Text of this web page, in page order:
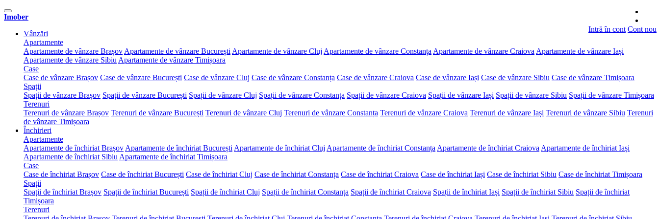
Imober
Intră în cont Cont nou
Vânzări
Apartamente
Apartamente de vânzare Brașov Apartamente de vânzare București Apartamente de vânzare Cluj Apartamente de vânzare Constanța Apartamente de vânzare Craiova Apartamente de vânzare Iași
Apartamente de vânzare Sibiu Apartamente de vânzare Timișoara
Case
Case de vânzare Brașov Case de vânzare București Case de vânzare Cluj Case de vânzare Constanța Case de vânzare Craiova Case de vânzare Iași Case de vânzare Sibiu Case de vânzare Timișoara
Spații
Spații de vânzare Brașov Spații de vânzare București Spații de vânzare Cluj Spații de vânzare Constanța Spații de vânzare Craiova Spații de vânzare Iași Spații de vânzare Sibiu Spații de vânzare Timișoara
Terenuri
Terenuri de vânzare Brașov Terenuri de vânzare București Terenuri de vânzare Cluj Terenuri de vânzare Constanța Terenuri de vânzare Craiova Terenuri de vânzare Iași Terenuri de vânzare Sibiu Terenuri
de vânzare Timișoara
Închirieri
Apartamente
Apartamente de închiriat Brașov Apartamente de închiriat București Apartamente de închiriat Cluj Apartamente de închiriat Constanța Apartamente de închiriat Craiova Apartamente de închiriat Iași
Apartamente de închiriat Sibiu Apartamente de închiriat Timișoara
Case
Case de închiriat Brașov Case de închiriat București Case de închiriat Cluj Case de închiriat Constanța Case de închiriat Craiova Case de închiriat Iași Case de închiriat Sibiu Case de închiriat Timișoara
Spații
Spații de închiriat Brașov Spații de închiriat București Spații de închiriat Cluj Spații de închiriat Constanța Spații de închiriat Craiova Spații de închiriat Iași Spații de închiriat Sibiu Spații de închiriat
Timișoara
Terenuri